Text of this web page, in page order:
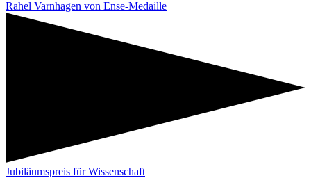
Rahel Varnhagen von Ense-Medaille
Jubiläumspreis für Wissenschaft